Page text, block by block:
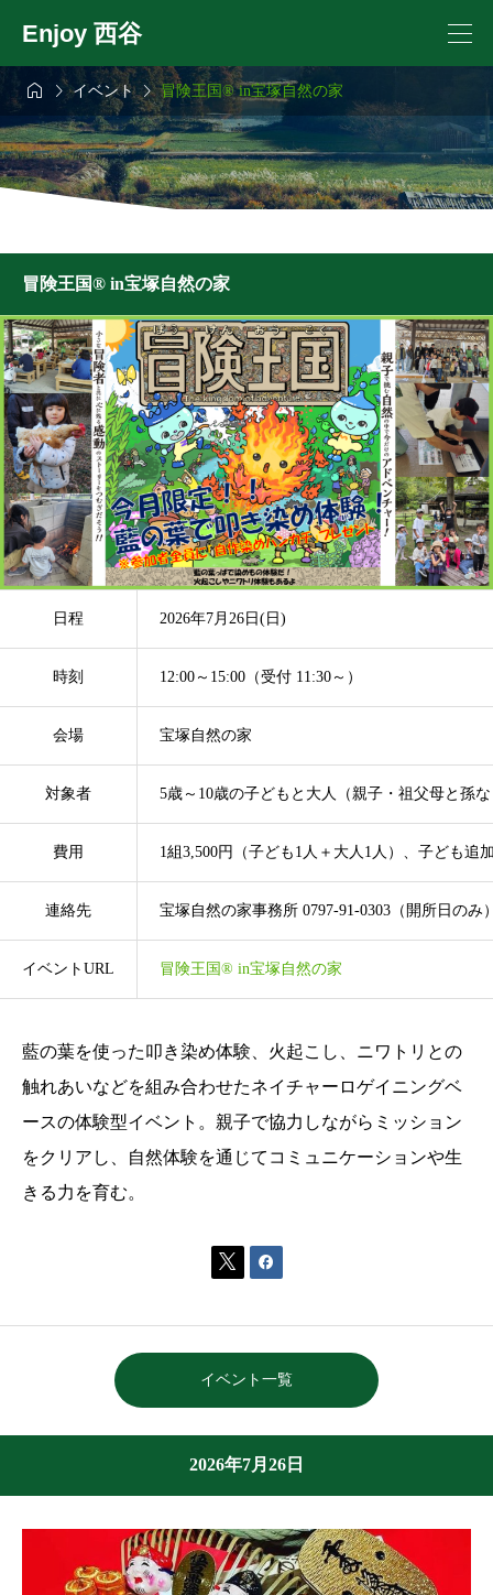
Enjoy 西谷
 イベント冒険王国® in宝塚自然の家
冒険王国® in宝塚自然の家
日程 2026年7月26日(日)
時刻 12:00～15:00（受付 11:30～）
会場 宝塚自然の家
対象者 5歳～10歳の子どもと大人（親子・祖父母と孫
費用 1組3,500円（子ども1人＋大人1人）、子ども追
連絡先 宝塚自然の家事務所 0797-91-0303（開所日のみ
イベントURL 冒険王国® in宝塚自然の家
藍の葉を使った叩き染め体験、火起こし、ニワトリとの
触れあいなどを組み合わせたネイチャーロゲイニングベ
ースの体験型イベント。親子で協力しながらミッション
をクリアし、自然体験を通じてコミュニケーションや生
きる力を育む。
 
イベント一覧
2026年7月26日